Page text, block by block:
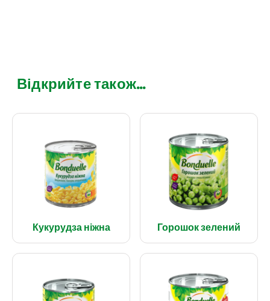
Відкрийте також...
Кукурудза ніжна Горошок зелений